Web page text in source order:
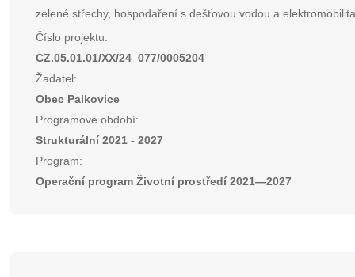
zelené střechy, hospodaření s dešťovou vodou a
Číslo projektu:
CZ.05.01.01/XX/24_077/0005204
Žadatel:
Obec Palkovice
Programové období:
Strukturální 2021 - 2027
Program:
Operační program Životní prostředí 2021—2027